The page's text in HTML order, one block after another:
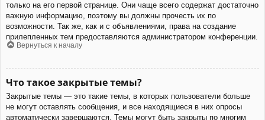
только на его первой странице. Они чаще всего содержат достаточно
важную информацию, поэтому вы должны прочесть их по
возможности. Так же, как и с объявлениями, права на создание
прилепленных тем предоставляются администратором конференции.
Вернуться к началу
Что такое закрытые темы?
Закрытые темы — это такие темы, в которых пользователи больше
не могут оставлять сообщения, и все находящиеся в них опросы
автоматически завершаются. Темы могут быть закрыты по многим